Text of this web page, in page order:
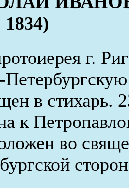
1834)
г.
в стихарь.
к
во